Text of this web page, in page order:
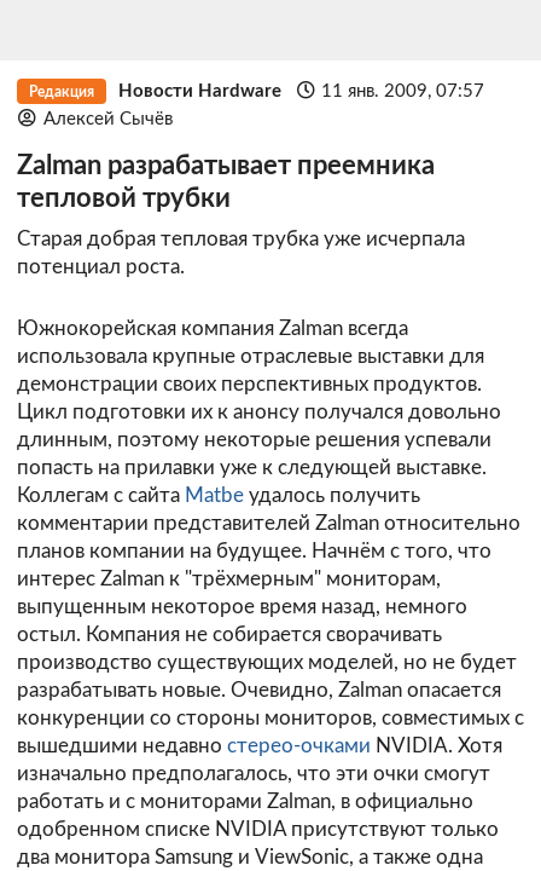
Редакция Новости Hardware
11 янв. 2009, 07:57
Алексей Сычёв
Zalman разрабатывает преемника
тепловой трубки
Старая добрая тепловая трубка уже исчерпала
потенциал роста.
Южнокорейская компания Zalman всегда
использовала крупные отраслевые выставки для
демонстрации своих перспективных продуктов.
Цикл подготовки их к анонсу получался довольно
длинным, поэтому некоторые решения успевали
попасть на прилавки уже к следующей выставке.
Коллегам с сайта Matbe удалось получить
комментарии представителей Zalman относительно
планов компании на будущее. Начнём с того, что
интерес Zalman к "трёхмерным" мониторам,
выпущенным некоторое время назад, немного
остыл. Компания не собирается сворачивать
производство существующих моделей, но не будет
разрабатывать новые. Очевидно, Zalman опасается
конкуренции со стороны мониторов, совместимых с
вышедшими недавно стерео-очками NVIDIA. Хотя
изначально предполагалось, что эти очки смогут
работать и с мониторами Zalman, в официально
одобренном списке NVIDIA присутствуют только
два монитора Samsung и ViewSonic, а также одна